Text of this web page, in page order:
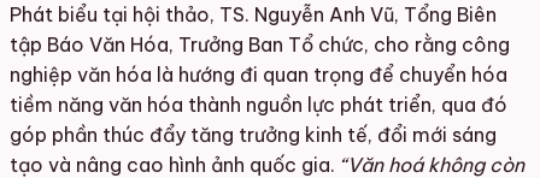
Phát biểu tại hội thảo, TS. Nguyễn Anh Vũ, Tổng Biên
tập Báo Văn Hóa, Trưởng Ban Tổ chức, cho rằng công
nghiệp văn hóa là hướng đi quan trọng để chuyển hóa
tiềm năng văn hóa thành nguồn lực phát triển, qua đó
góp phần thúc đẩy tăng trưởng kinh tế, đổi mới sáng
tạo và nâng cao hình ảnh quốc gia. “Văn hoá không còn